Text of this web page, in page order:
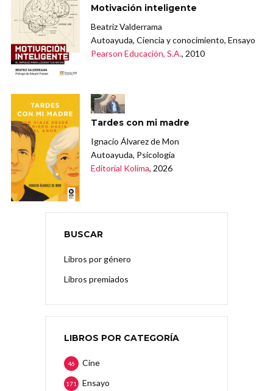
Motivación inteligente
Beatriz Valderrama
Autoayuda, Ciencia y conocimiento, Ensayo
Pearson Educación, S.A., 2010
Tardes con mi madre
Ignacio Álvarez de Mon
Autoayuda, Psicología
Editorial Kolima, 2026
BUSCAR
Libros por género
Libros premiados
LIBROS POR CATEGORÍA
Cine
46
Ensayo
171